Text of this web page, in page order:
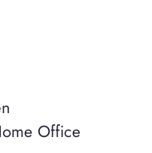
Office